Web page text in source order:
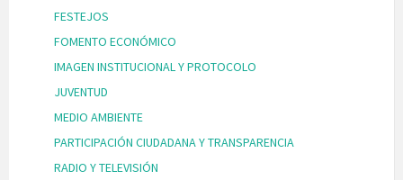
FESTEJOS
FOMENTO ECONÓMICO
IMAGEN INSTITUCIONAL Y PROTOCOLO
JUVENTUD
MEDIO AMBIENTE
PARTICIPACIÓN CIUDADANA Y TRANSPARENCIA
RADIO Y TELEVISIÓN